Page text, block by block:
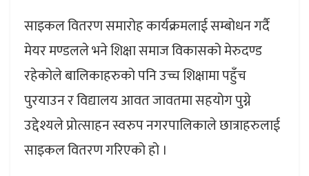
साइकल वितरण समारोह कार्यक्रमलाई सम्बोधन गर्दै
मेयर मण्डलले भने शिक्षा समाज विकासको मेरुदण्ड
रहेकोले बालिकाहरुको पनि उच्च शिक्षामा पहुँच
पुरयाउन र विद्यालय आवत जावतमा सहयोग पुग्ने
उद्देश्यले प्रोत्साहन स्वरुप नगरपालिकाले छात्राहरुलाई
साइकल वितरण गरिएको हो ।